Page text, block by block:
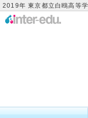
2019年 東京都立白鴎高等